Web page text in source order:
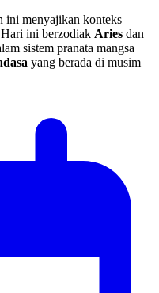
ini menyajikan konteks
ini berzodiak Aries dan
sistem pranata mangsa
yang berada di musim